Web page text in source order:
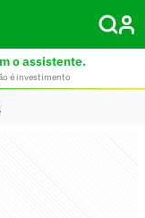
o assistente.
é investimento